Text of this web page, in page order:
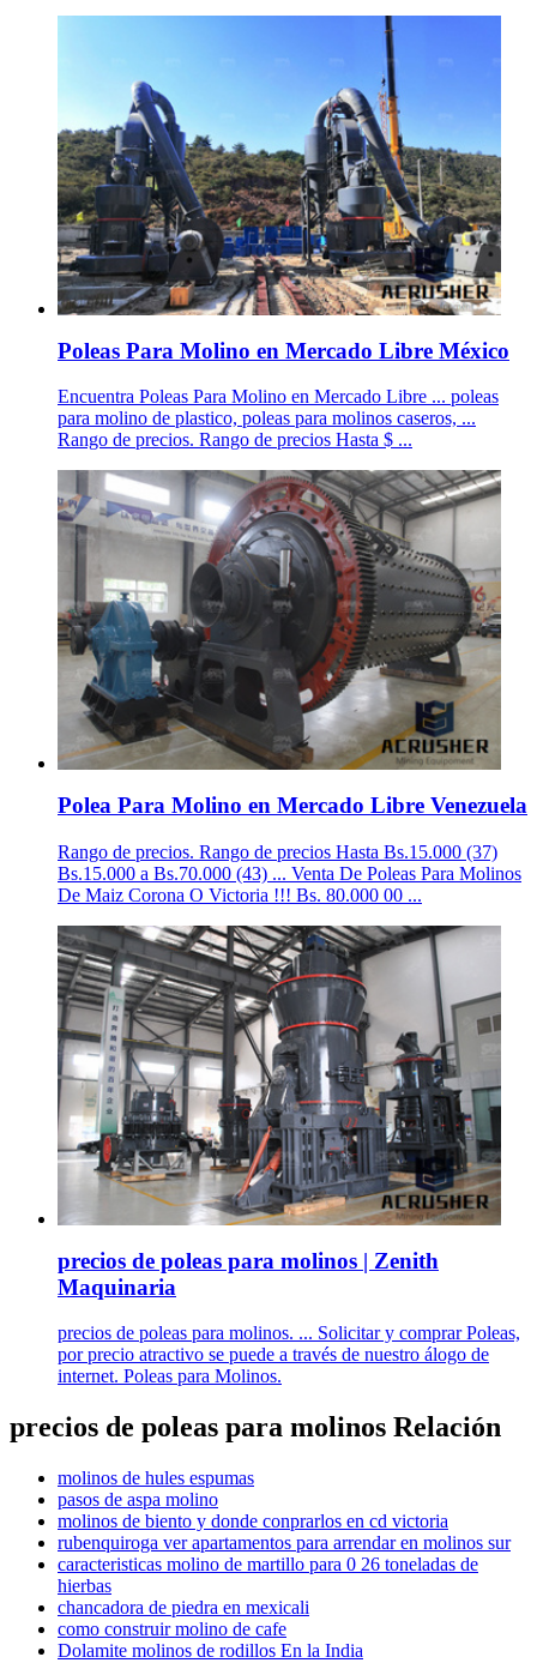
Poleas Para Molino en Mercado Libre México
Encuentra Poleas Para Molino en Mercado Libre ... poleas
para molino de plastico, poleas para molinos caseros, ...
Rango de precios. Rango de precios Hasta $ ...
Polea Para Molino en Mercado Libre Venezuela
Rango de precios. Rango de precios Hasta Bs.15.000 (37)
Bs.15.000 a Bs.70.000 (43) ... Venta De Poleas Para Molinos
De Maiz Corona O Victoria !!! Bs. 80.000 00 ...
precios de poleas para molinos | Zenith
Maquinaria
precios de poleas para molinos. ... Solicitar y comprar Poleas,
por precio atractivo se puede a través de nuestro álogo de
internet. Poleas para Molinos.
precios de poleas para molinos Relación
molinos de hules espumas
pasos de aspa molino
molinos de biento y donde conprarlos en cd victoria
rubenquiroga ver apartamentos para arrendar en molinos sur
caracteristicas molino de martillo para 0 26 toneladas de
hierbas
chancadora de piedra en mexicali
como construir molino de cafe
Dolamite molinos de rodillos En la India